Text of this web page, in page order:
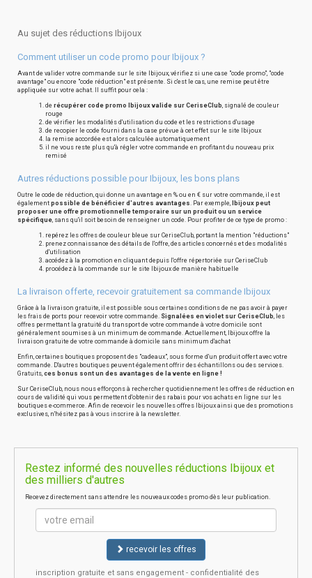
Au sujet des réductions Ibijoux
Comment utiliser un code promo pour Ibijoux ?
Avant de valider votre commande sur le site Ibijoux, vérifiez si une case "code promo", "code
avantage" ou encore "code réduction" est présente. Si c'est le cas, une remise peut être
appliquée sur votre achat. Il suffit pour cela :
de récupérer code promo Ibijoux valide sur CeriseClub, signalé de couleur
rouge
de vérifier les modalités d'utilisation du code et les restrictions d'usage
de recopier le code fourni dans la case prévue à cet effet sur le site Ibijoux
la remise accordée est alors calculée automatiquement
il ne vous reste plus qu'à régler votre commande en profitant du nouveau prix
remisé
Autres réductions possible pour Ibijoux, les bons plans
Outre le code de réduction, qui donne un avantage en % ou en € sur votre commande, il est
également possible de bénéficier d'autres avantages. Par exemple,
Ibijoux peut
proposer une offre promotionnelle temporaire sur un produit ou un service
spécifique, sans qu'il soit besoin de renseigner un code. Pour profiter de ce type de promo :
repérez les offres de couleur bleue sur CeriseClub, portant la mention "réductions"
prenez connaissance des détails de l'offre, des articles concernés et des modalités
d'utilisation
accédez à la promotion en cliquant depuis l'offre répertoriée sur CeriseClub
procédez à la commande sur le site Ibijoux de manière habituelle
La livraison offerte, recevoir gratuitement sa commande Ibijoux
Grâce à la livraison gratuite, il est possible sous certaines conditions de ne pas avoir à payer
les frais de ports pour recevoir votre commande. Signalées en violet sur CeriseClub, les
offres permettant la gratuité du transport de votre commande à votre domicile sont
généralement soumises à un minimum de commande. Actuellement, Ibijoux offre la
livraison gratuite de votre commande à domicile sans minimum d'achat
Enfin, certaines boutiques proposent des "cadeaux", sous forme d'un produit offert avec votre
commande. D'autres boutiques peuvent également offrir des échantillons ou des services.
Gratuits, ces bonus sont un des avantages de la vente en ligne !
Sur CeriseClub, nous nous efforçons à rechercher quotidiennement les offres de réduction en
cours de validité qui vous permettent d'obtenir des rabais pour vos achats en ligne sur les
boutiques e-commerce. Afin de recevoir les nouvelles offres Ibijoux ainsi que des promotions
exclusives, n'hésitez pas à vous inscrire à la newsletter.
Restez informé des nouvelles réductions Ibijoux et
des milliers d'autres
Recevez directement sans attendre les nouveaux codes promo dès leur publication.
recevoir les offres
inscription gratuite et sans engagement - confidentialité des